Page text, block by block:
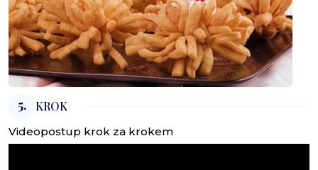
5. KROK
Videopostup krok za krokem